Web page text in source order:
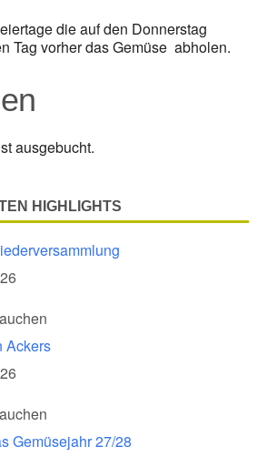
die auf den Donnerstag
Tag vorher das Gemüse abholen.
ausgebucht.
HIGHLIGHTS
Ackers
Gemüsejahr 27/28